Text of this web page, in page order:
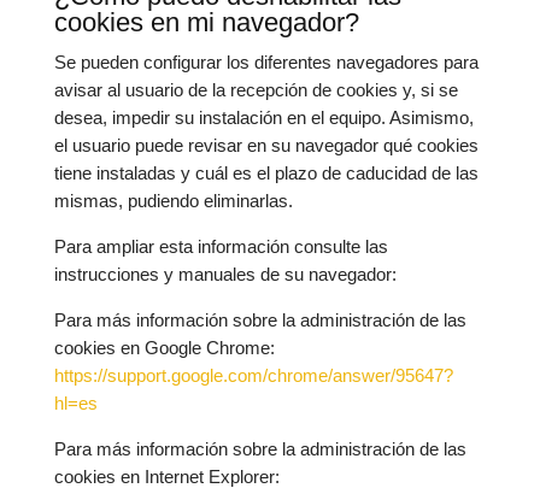
cookies en mi navegador?
Se pueden configurar los diferentes navegadores para
avisar al usuario de la recepción de cookies y, si se
desea, impedir su instalación en el equipo. Asimismo,
el usuario puede revisar en su navegador qué cookies
tiene instaladas y cuál es el plazo de caducidad de las
mismas, pudiendo eliminarlas.
Para ampliar esta información consulte las
instrucciones y manuales de su navegador:
Para más información sobre la administración de las
cookies en Google Chrome:
https://support.google.com/chrome/answer/95647?
hl=es
Para más información sobre la administración de las
cookies en Internet Explorer: